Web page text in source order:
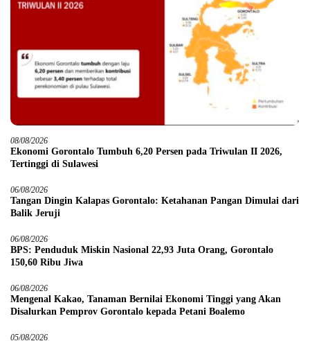
08/08/2026
Ekonomi Gorontalo Tumbuh 6,20 Persen pada Triwulan II 2026,
Tertinggi di Sulawesi
06/08/2026
Tangan Dingin Kalapas Gorontalo: Ketahanan Pangan Dimulai dari
Balik Jeruji
06/08/2026
BPS: Penduduk Miskin Nasional 22,93 Juta Orang, Gorontalo
150,60 Ribu Jiwa
06/08/2026
Mengenal Kakao, Tanaman Bernilai Ekonomi Tinggi yang Akan
Disalurkan Pemprov Gorontalo kepada Petani Boalemo
05/08/2026